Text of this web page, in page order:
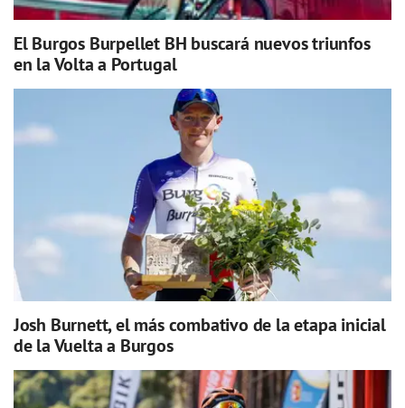
El Burgos Burpellet BH buscará nuevos triunfos
en la Volta a Portugal
Josh Burnett, el más combativo de la etapa inicial
de la Vuelta a Burgos